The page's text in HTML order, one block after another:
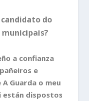
do
municipais?
a confianza
e
Guarda o meu
están dispostos